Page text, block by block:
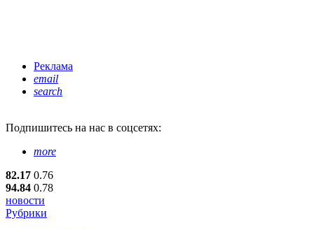
Реклама
email
search
Подпишитесь на нас в соцсетях:
more
82.17 0.76
94.84 0.78
новости
Рубрики